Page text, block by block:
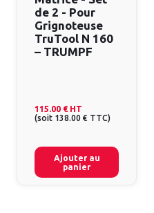
de 2 - Pour
Grignoteuse
TruTool N 160
– TRUMPF
115.00 € HT
(soit 138.00 € TTC)
Ajouter au
panier